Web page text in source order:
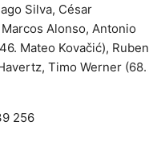
Silva, César
Alonso, Antonio
Mateo Kovačić), Ruben
Timo Werner (68.
256